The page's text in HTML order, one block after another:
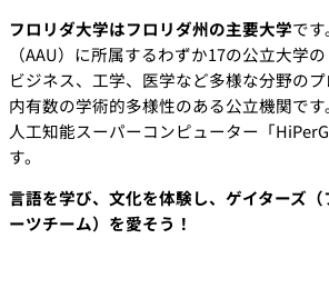
フロリダ大学はフロリダ州の主要大学で
（AAU）に所属するわずか17の公立大学の
ビジネス、工学、医学など多様な分野の
内有数の学術的多様性のある公立機関で
人工知能スーパーコンピューター「
す。
言語を学び、文化を体験し、ゲイターズ
ーツチーム）を愛そう！